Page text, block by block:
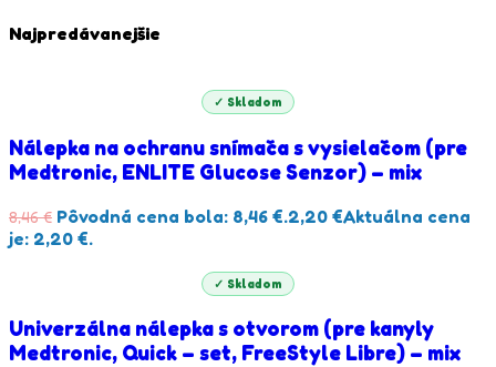
Najpredávanejšie
✓ Skladom
Nálepka na ochranu snímača s vysielačom (pre
Medtronic, ENLITE Glucose Senzor) – mix
8,46€ Pôvodná cena bola: 8,46 €.2,20 €Aktuálna cena
je: 2,20 €.
✓ Skladom
Univerzálna nálepka s otvorom (pre kanyly
Medtronic, Quick – set, FreeStyle Libre) – mix